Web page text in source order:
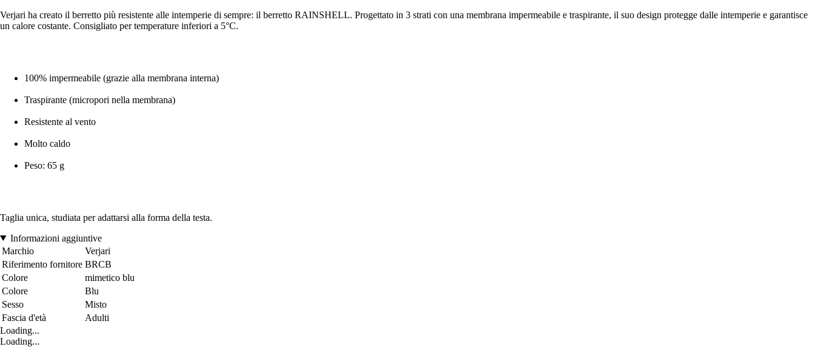
Verjari ha creato il berretto più resistente alle intemperie di sempre: il berretto RAINSHELL. Progettato in 3 strati con una membrana impermeabile e traspirante, il suo design protegge dalle intemperie e garantisce
un calore costante. Consigliato per temperature inferiori a 5°C.
100% impermeabile (grazie alla membrana interna)
Traspirante (micropori nella membrana)
Resistente al vento
Molto caldo
Peso: 65 g
Taglia unica, studiata per adattarsi alla forma della testa.
Informazioni aggiuntive
Marchio
Verjari
Riferimento fornitore BRCB
Colore
mimetico blu
Colore
Blu
Sesso
Misto
Fascia d'età
Adulti
Loading...
Loading...